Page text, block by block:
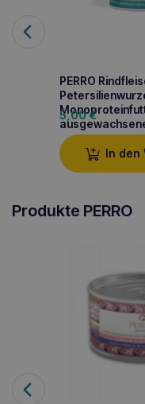
PERRO
5,00€
In den
Produkte PERRO